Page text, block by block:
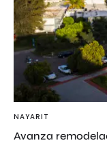
NAYARIT
Avanza